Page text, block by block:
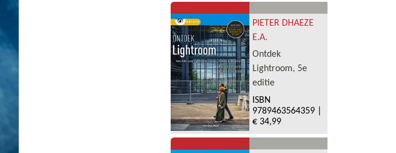
PIETER DHAEZE
E.A.
Ontdek
Lightroom, 5e
editie
ISBN
9789463564359|
€ 34,99